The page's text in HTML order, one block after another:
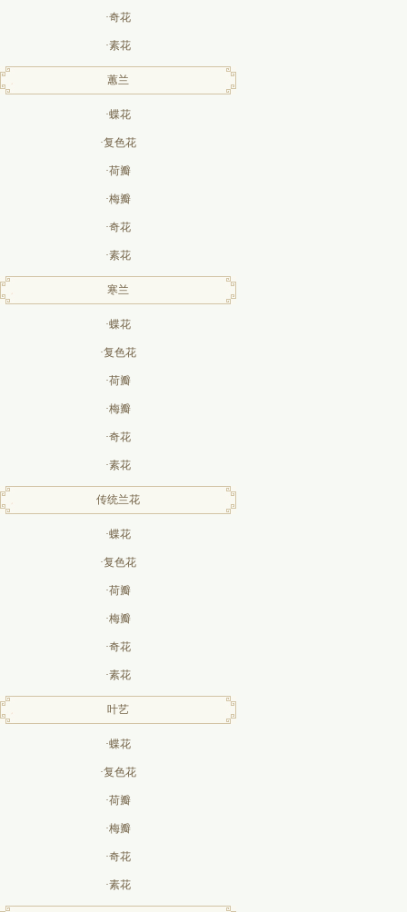
·奇花
·素花
蕙兰
·蝶花
·复色花
·荷瓣
·梅瓣
·奇花
·素花
寒兰
·蝶花
·复色花
·荷瓣
·梅瓣
·奇花
·素花
传统兰花
·蝶花
·复色花
·荷瓣
·梅瓣
·奇花
·素花
叶艺
·蝶花
·复色花
·荷瓣
·梅瓣
·奇花
·素花